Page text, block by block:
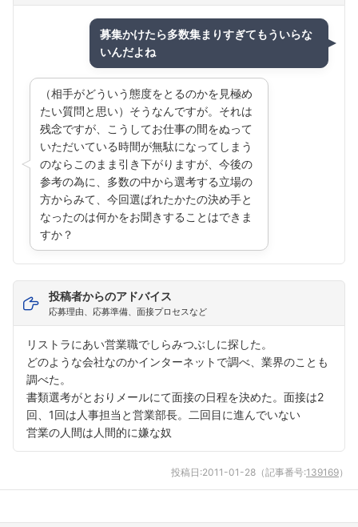
募集かけたら多数集まりすぎてもういらな
いんだよね
（相手がどういう態度をとるのかを見極め
たい質問と思い）そうなんですが。それは
残念ですが、こうしてお仕事の間をぬって
いただいている時間が無駄になってしまう
のならこのまま引き下がりますが、今後の
参考の為に、多数の中から選考する立場の
方からみて、今回選ばれたかたの決め手と
なったのは何かをお聞きすることはできま
すか？
投稿者からのアドバイス
応募理由、応募準備、面接プロセスなど
リストラにあい営業職でしらみつぶしに探した。
どのような会社なのかインターネットで調べ、業界のことも
調べた。
書類選考がとおりメールにて面接の日程を決めた。面接は2
回、1回は人事担当と営業部長。二回目に進んでいない
営業の人間は人間的に嫌な奴
投稿日:2011-01-28 （記事番号:139169）